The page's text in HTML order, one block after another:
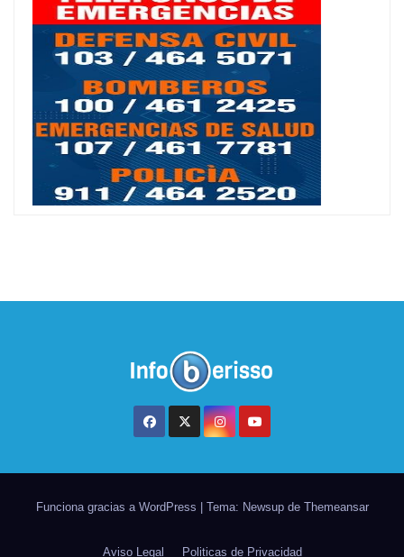
Funciona gracias a WordPress Tema: Newsup de Themeansar
Aviso Legal Politicas de Privacidad